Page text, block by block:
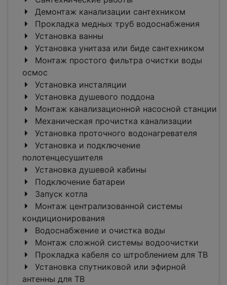
Демонтаж канализации сантехником
Прокладка медных труб водоснабжения
Установка ванны
Установка унитаза или биде сантехником
Монтаж простого фильтра очистки воды
осмос
Установка инсталяции
Установка душевого поддона
Монтаж канализационной насосной станции
Механическая прочистка канализации
Установка проточного водонагревателя
Установка и подключение
полотенцесушителя
Установка душевой кабины
Подключение батареи
Запуск котла
Монтаж централизованной системы
кондиционирования
Водоснабжение и очистка воды
Монтаж сложной системы водоочистки
Прокладка кабеля со штроблением для ТВ
Установка спутниковой или эфирной
антенны для ТВ